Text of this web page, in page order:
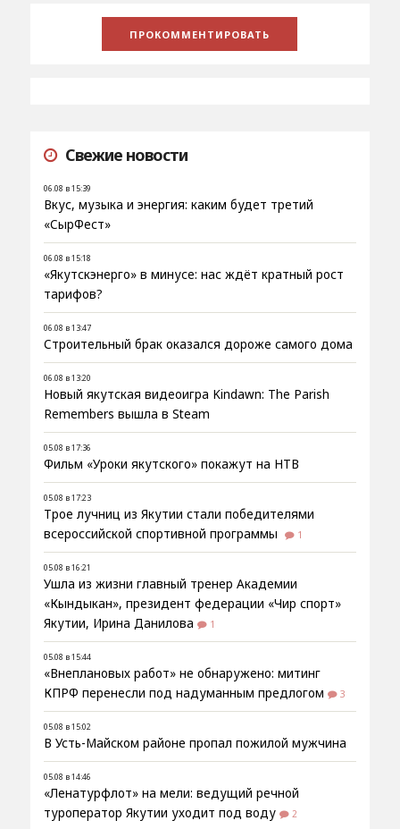
Свежие новости
06.08 в 15:39
Вкус, музыка и энергия: каким будет третий
«СырФест»
06.08 в 15:18
«Якутскэнерго» в минусе: нас ждёт кратный рост
тарифов?
06.08 в 13:47
Строительный брак оказался дороже самого дома
06.08 в 13:20
Новый якутская видеоигра Kindawn: The Parish
Remembers вышла в Steam
05.08 в 17:36
Фильм «Уроки якутского» покажут на НТВ
05.08 в 17:23
Трое лучниц из Якутии стали победителями
всероссийской спортивной программы
1
05.08 в 16:21
Ушла из жизни главный тренер Академии
«Кындыкан», президент федерации «Чир спорт»
Якутии, Ирина Данилова
1
05.08 в 15:44
«Внеплановых работ» не обнаружено: митинг
КПРФ перенесли под надуманным предлогом
3
05.08 в 15:02
В Усть-Майском районе пропал пожилой мужчина
05.08 в 14:46
«Ленатурфлот» на мели: ведущий речной
туроператор Якутии уходит под воду
2